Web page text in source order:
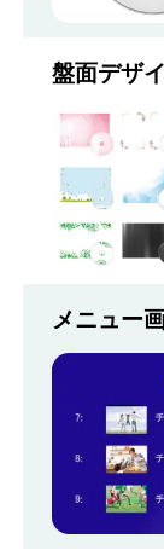
盤面デザ
メニュー